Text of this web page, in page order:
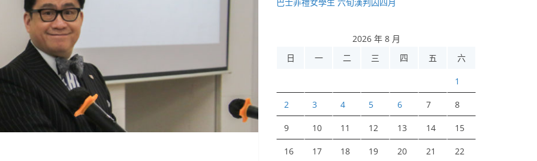
2026 年 8 月
日
一 二 三 四 五 六
1
2 3 4 5 6 7 8
9 10 11 12 13 14 15
16 17 18 19 20 21 22